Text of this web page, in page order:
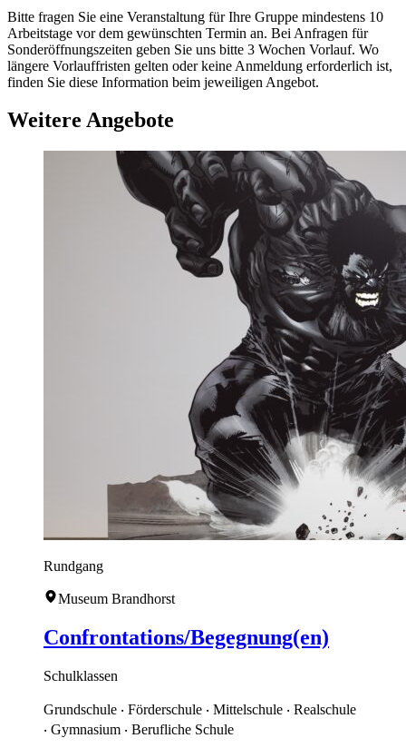
Bitte fragen Sie eine Veranstaltung für Ihre Gruppe mindestens 10
Arbeitstage vor dem gewünschten Termin an. Bei Anfragen für
Sonderöffnungszeiten geben Sie uns bitte 3 Wochen Vorlauf. Wo
längere Vorlauffristen gelten oder keine Anmeldung erforderlich ist,
finden Sie diese Information beim jeweiligen Angebot.
Weitere Angebote
Rundgang
Museum Brandhorst
Confrontations/Begegnung(en)
Schulklassen
Grundschule ‧ Förderschule ‧ Mittelschule ‧ Realschule
‧ Gymnasium ‧ Berufliche Schule